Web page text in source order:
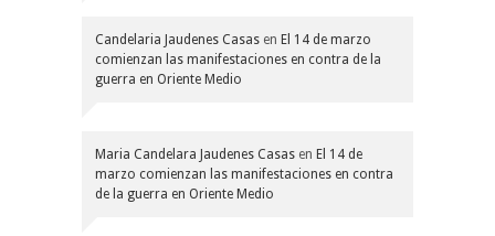
Candelaria Jaudenes Casas en El 14 de marzo
comienzan las manifestaciones en contra de la
guerra en Oriente Medio
Maria Candelara Jaudenes Casas en El 14 de
marzo comienzan las manifestaciones en contra
de la guerra en Oriente Medio